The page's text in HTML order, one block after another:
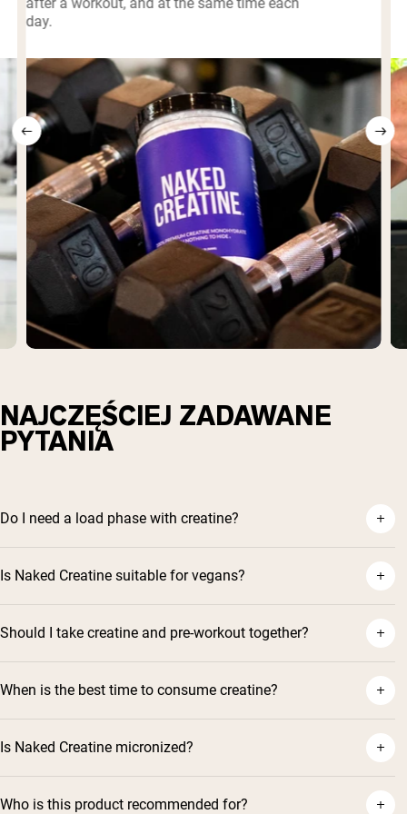
day.
NAJCZĘŚCIEJ ZADAWANE
PYTANIA
Do I need a load phase with creatine?
Is Naked Creatine suitable for vegans?
Should I take creatine and pre-workout together?
When is the best time to consume creatine?
Is Naked Creatine micronized?
Who is this product recommended for?